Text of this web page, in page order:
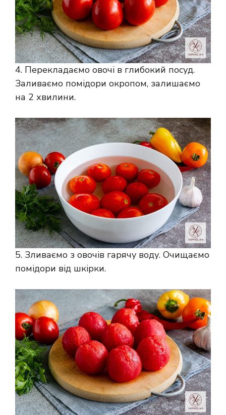
4. Перекладаємо овочі в глибокий посуд.
Заливаємо помідори окропом, залишаємо
на 2 хвилини.
5. Зливаємо з овочів гарячу воду. Очищаємо
помідори від шкірки.